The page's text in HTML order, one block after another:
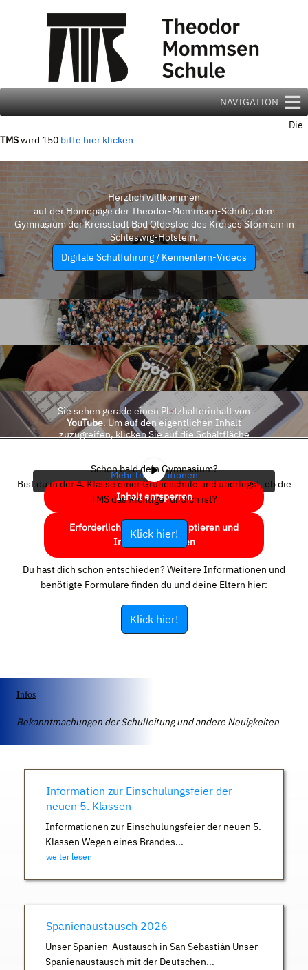
NAVIGATION
Die
TMSwird 150 bitte hier klicken
Herzlich willkommen
auf der Homepage der Theodor-Mommsen-Schule, dem
Gymnasium der Kreisstadt Bad Oldesloe des Kreises Stormarn in
Schleswig-Holstein.
Digitale Schulführung / Kennenlern-Videos
Sie sehen gerade einen Platzhalterinhalt von
YouTube. Um auf den eigentlichen Inhalt
zuzugreifen, klicken Sie auf die Schaltfläche
Mehr Informationen
Inhalt entsperren
Erforderlichen Service akzeptieren und
Inhalte entsperren
Schon bald dein Gymnasium?
Bist du in der 4. Klasse einer Grundschule und überlegst, ob die
TMS das Richtige für dich ist?
Klick hier!
Du hast dich schon entschieden? Weitere Informationen und
benötigte Formulare finden du und deine Eltern hier:
Klick hier!
Infos
Bekanntmachungen der Schulleitung und andere Neuigkeiten
Information zur Einschulungsfeier der
neuen 5. Klassen
Informationen zur Einschulungsfeier der neuen 5.
Klassen Wegen eines Brandes...
weiter lesen
Spanienaustausch 2026
Unser Spanien-Austausch in San Sebastián Unser
Spanienaustausch mit der Deutschen...